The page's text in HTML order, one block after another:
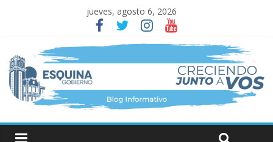
jueves, agosto 6, 2026